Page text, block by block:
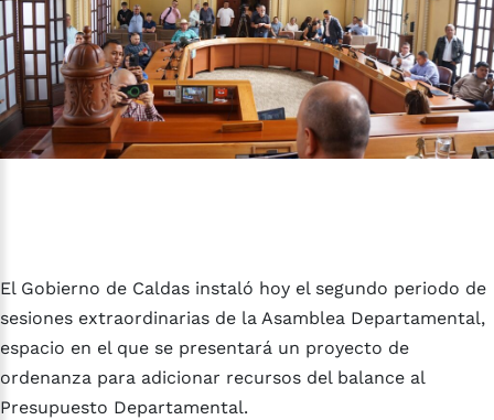
El Gobierno de Caldas instaló hoy el segundo periodo de
sesiones extraordinarias de la Asamblea Departamental,
espacio en el que se presentará un proyecto de
ordenanza para adicionar recursos del balance al
Presupuesto Departamental.